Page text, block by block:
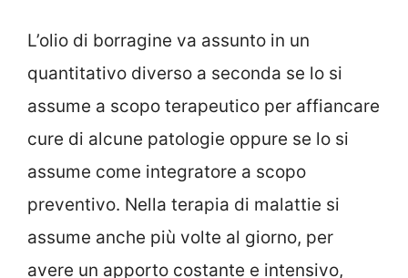
L’olio di borragine va assunto in un
quantitativo diverso a seconda se lo si
assume a scopo terapeutico per affiancare
cure di alcune patologie oppure se lo si
assume come integratore a scopo
preventivo. Nella terapia di malattie si
assume anche più volte al giorno, per
avere un apporto costante e intensivo,